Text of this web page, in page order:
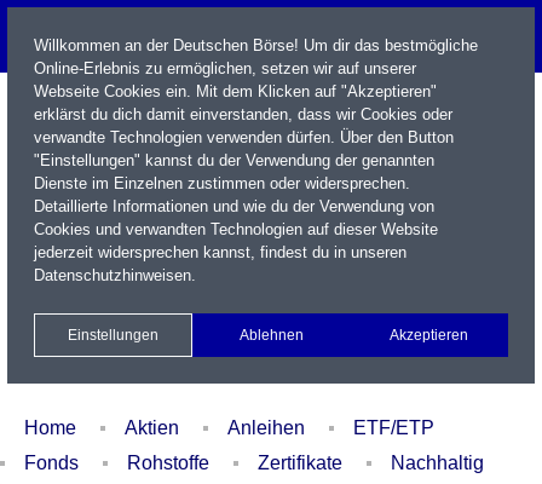
Name / WKN / ISIN / Kürzel
Xetra Realtime
Watchlist Portfolio Login
Home Aktien Anleihen
ETF/ETP
Fonds
Rohstoffe Zertifikate
Nachhaltig
Willkommen an der Deutschen Börse! Um dir das bestmögliche
Online-Erlebnis zu ermöglichen, setzen wir auf unserer
Webseite Cookies ein. Mit dem Klicken auf "Akzeptieren"
erklärst du dich damit einverstanden, dass wir Cookies oder
verwandte Technologien verwenden dürfen. Über den Button
"Einstellungen" kannst du der Verwendung der genannten
Dienste im Einzelnen zustimmen oder widersprechen.
Detaillierte Informationen und wie du der Verwendung von
Cookies und verwandten Technologien auf dieser Website
jederzeit widersprechen kannst, findest du in unseren
Datenschutzhinweisen.
Einstellungen Ablehnen Akzeptieren